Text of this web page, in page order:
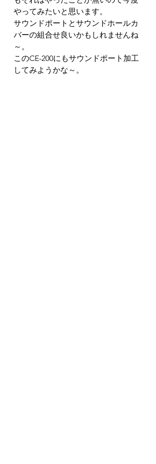
やってみたいと思います。
サウンドポートとサウンドホールカ
バーの組合せ良いかもしれませんね
～。
このCE-200にもサウンドポート加工
してみようかな～。